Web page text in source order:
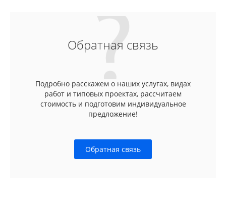
Обратная связь
Подробно расскажем о наших услугах, видах
работ и типовых проектах, рассчитаем
стоимость и подготовим индивидуальное
предложение!
Обратная связь